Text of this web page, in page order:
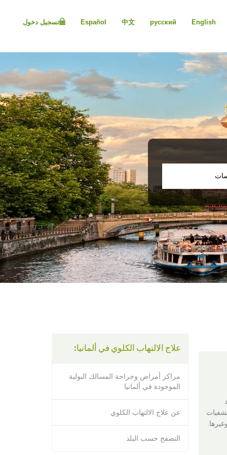
accessibility
system.
Press
Control-
F11
to
adjust
the
website
to
people
with
visual
disabilities
who
are
using
a
screen
reader;
Press
Control-
English
русский
中文
Español تسجيل دخول
علاج الالتهاب الكلوي في ألمانيا:
مراكز أمراض وجراحة المسالك البولية
الموجودة في ألمانيا
عن علاج الالتهاب الكلوي
التصفح حسب البلد